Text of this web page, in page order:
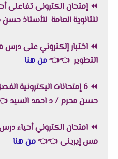
⏪إمتحان الكترونى تفاعلى
للثانوية العامة للأستاذ
⏪ اختبار إلكتروني على درس
التطوير 👈
👈من هنا
⏪
6 إمتحانات اليكترونية
حسن محرم / د احمد السيد
⏪
مس إيرينى👈
👈من هنا